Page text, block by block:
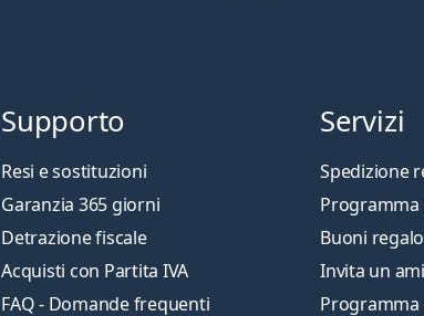
Supporto
Resi e sostituzioni
Garanzia 365 giorni
Detrazione fiscale
Acquisti con Partita IVA
FAQ - Domande frequenti
Servizi
Spedizione
Programma
Buoni regalo
Invita un